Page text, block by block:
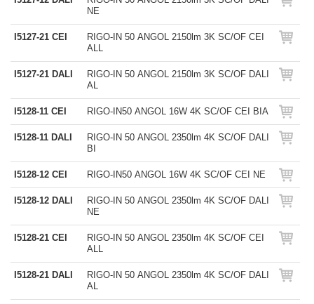
NE
I5127-21 CEI
RIGO-IN 50 ANGOL 2150lm 3K SC/OF CEI
ALL
I5127-21 DALI
RIGO-IN 50 ANGOL 2150lm 3K SC/OF DALI
AL
I5128-11 CEI RIGO-IN50 ANGOL 16W 4K SC/OF CEI BIA
I5128-11 DALI
RIGO-IN 50 ANGOL 2350lm 4K SC/OF DALI
BI
I5128-12 CEI RIGO-IN50 ANGOL 16W 4K SC/OF CEI NE
I5128-12 DALI
RIGO-IN 50 ANGOL 2350lm 4K SC/OF DALI
NE
I5128-21 CEI
RIGO-IN 50 ANGOL 2350lm 4K SC/OF CEI
ALL
I5128-21 DALI
RIGO-IN 50 ANGOL 2350lm 4K SC/OF DALI
AL